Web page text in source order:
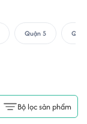
Quận 5
Bộ lọc sản phẩm